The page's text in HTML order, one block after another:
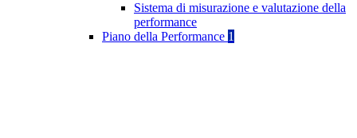
Sistema di misurazione e valutazione della
performance
Piano della Performance 1